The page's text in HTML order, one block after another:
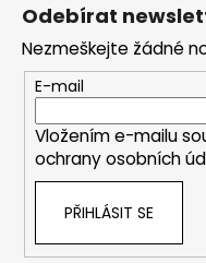
Odebírat
Nezmeškejte žádné
E-mail
Vložením e-mailu
ochrany osobních
PŘIHLÁSIT SE